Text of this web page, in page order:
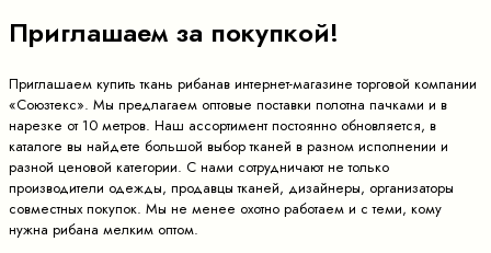
Приглашаем за покупкой!
Приглашаем купить ткань рибанав интернет-магазине торговой компании
«Союзтекс». Мы предлагаем оптовые поставки полотна пачками и в
нарезке от 10 метров. Наш ассортимент постоянно обновляется, в
каталоге вы найдете большой выбор тканей в разном исполнении и
разной ценовой категории. С нами сотрудничают не только
производители одежды, продавцы тканей, дизайнеры, организаторы
совместных покупок. Мы не менее охотно работаем и с теми, кому
нужна рибана мелким оптом.